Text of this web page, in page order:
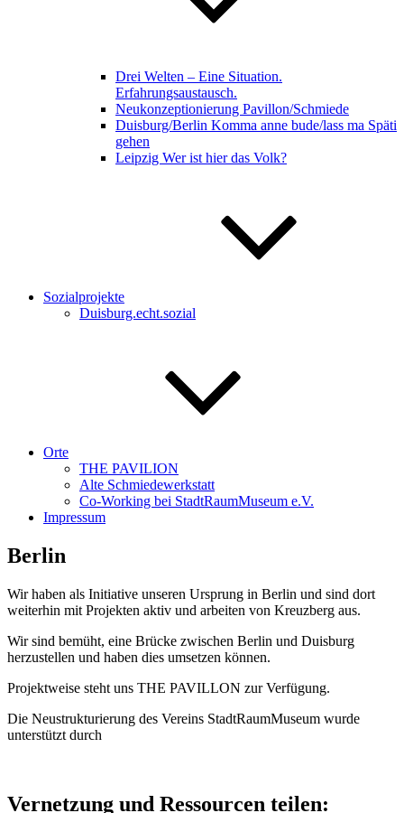
Drei Welten – Eine Situation.
Erfahrungsaustausch.
Neukonzeptionierung Pavillon/Schmiede
Duisburg/Berlin Komma anne bude/lass ma Späti
gehen
Leipzig Wer ist hier das Volk?
Sozialprojekte
Duisburg.echt.sozial
Orte
THE PAVILION
Alte Schmiedewerkstatt
Co-Working bei StadtRaumMuseum e.V.
Impressum
Berlin
Wir haben als Initiative unseren Ursprung in Berlin und sind dort
weiterhin mit Projekten aktiv und arbeiten von Kreuzberg aus.
Wir sind bemüht, eine Brücke zwischen Berlin und Duisburg
herzustellen und haben dies umsetzen können.
Projektweise steht uns THE PAVILLON zur Verfügung.
Die Neustrukturierung des Vereins StadtRaumMuseum wurde
unterstützt durch
Vernetzung und Ressourcen teilen: